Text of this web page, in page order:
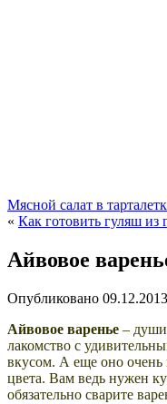
Мясной салат в
« Как готовить гуляш из
Айвовое
Опубликовано 09.12.2013
Айвовое варенье –
лакомство с
вкусом. А еще оно очень
цвета. Вам ведь нужен
обязательно сварите